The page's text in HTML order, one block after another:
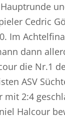
Cedric
Im
dann
die Nr.1
ASV
mit 2:4
Halcour